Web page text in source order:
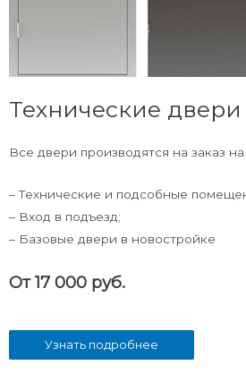
Технические двери
Все двери производятся на заказ
– Технические и подсобные
– Вход в подъезд;
– Базовые двери в новостройке
От 17 000 руб.
Узнать подробнее